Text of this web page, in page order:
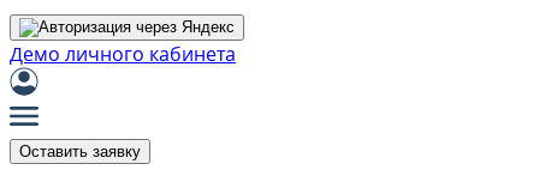
Демо личного кабинета
Оставить заявку